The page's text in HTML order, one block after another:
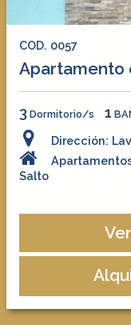
COD. 0057
Apartamento
3 Dormitorio/s 1
Dirección:
Salto